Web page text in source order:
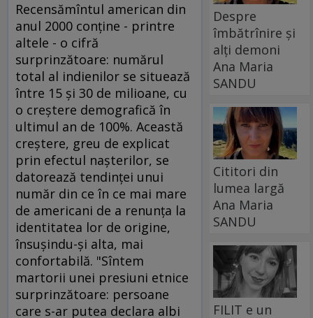
Recensămîntul american din
anul 2000 conţine - printre
altele - o cifră
surprinzătoare: numărul
total al indienilor se situează
între 15 şi 30 de milioane, cu
o creştere demografică în
ultimul an de 100%. Această
creştere, greu de explicat
prin efectul naşterilor, se
datorează tendinţei unui
număr din ce în ce mai mare
de americani de a renunţa la
identitatea lor de origine,
însuşindu-şi alta, mai
confortabilă. "Sîntem
martorii unei presiuni etnice
surprinzătoare: persoane
care s-ar putea declara albi
Despre
îmbătrînire și
alți demoni
Ana Maria
SANDU
Cititori din
lumea largă
Ana Maria
SANDU
FILIT e un